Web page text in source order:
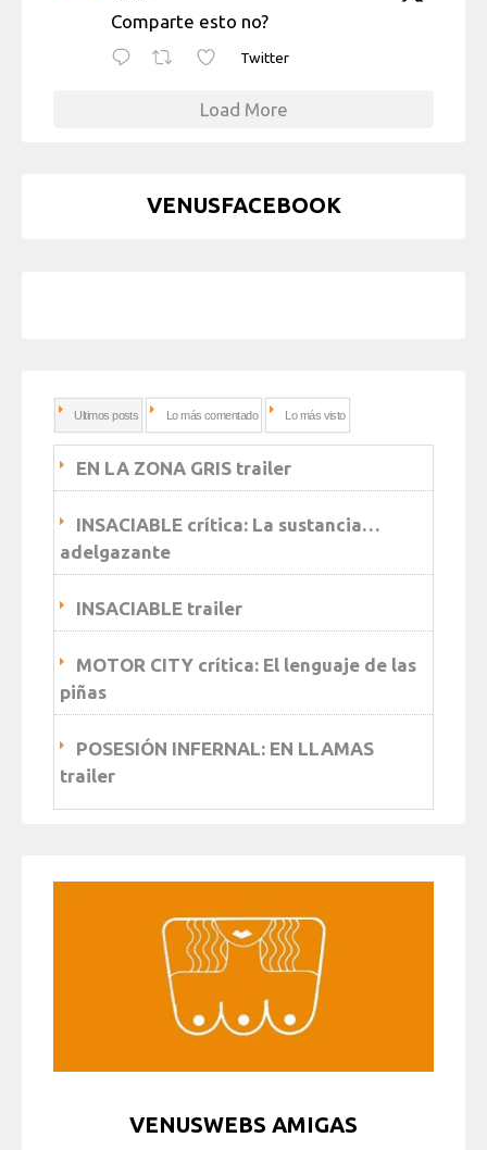
Comparte esto no?
Twitter
Load More
VENUSFACEBOOK
Ultimos posts Lo más comentado Lo más visto
EN LA ZONA GRIS trailer
INSACIABLE crítica: La sustancia…
adelgazante
INSACIABLE trailer
MOTOR CITY crítica: El lenguaje de las
piñas
POSESIÓN INFERNAL: EN LLAMAS
trailer
VENUSWEBS AMIGAS